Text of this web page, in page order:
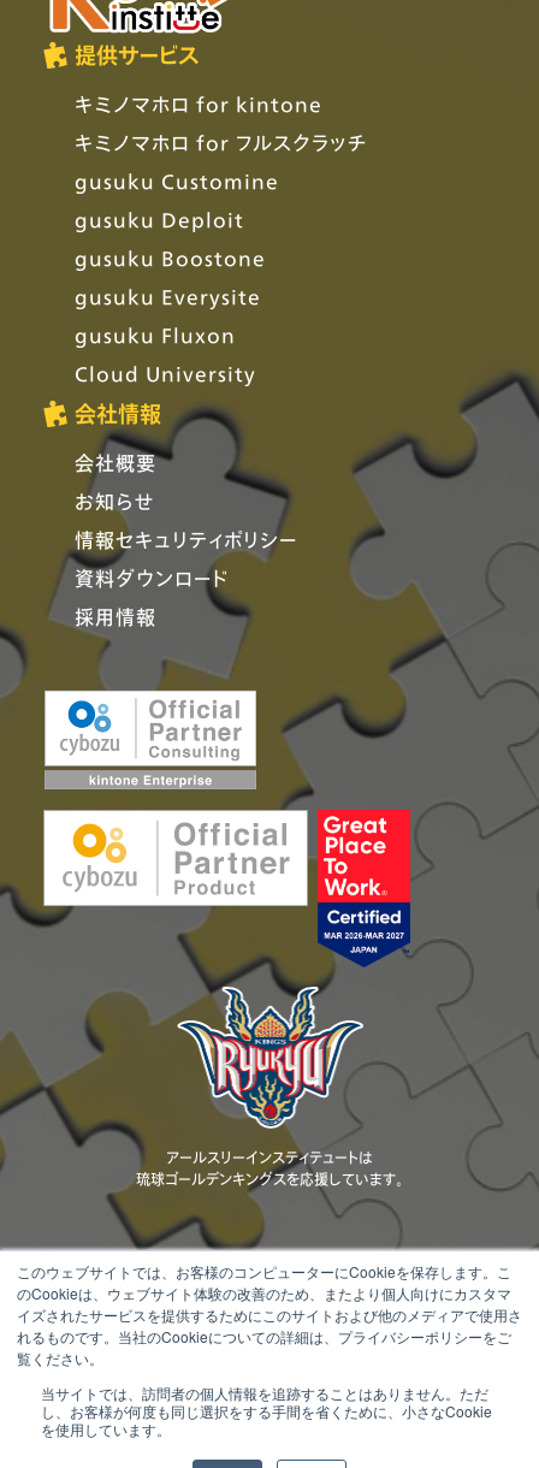
このウェブサイトでは、お客様のコンピューターにCookieを保存します。こ
のCookieは、ウェブサイト体験の改善のため、またより個人向けにカスタマ
イズされたサービスを提供するためにこのサイトおよび他のメディアで使用さ
れるものです。当社のCookieについての詳細は、プライバシーポリシーをご
覧ください。
当サイトでは、訪問者の個人情報を追跡することはありません。ただ
し、お客様が何度も同じ選択をする手間を省くために、小さなCookie
を使用しています。
提供サービス
キミノマホロ for kintone
キミノマホロ for フルスクラッチ
gusuku Customine
gusuku Deploit
gusuku Boostone
gusuku Everysite
gusuku Fluxon
Cloud University
会社情報
会社概要
お知らせ
情報セキュリティポリシー
資料ダウンロード
採用情報
アールスリーインスティテュートは
琉球ゴールデンキングスを応援しています。
当ウェブサイトに掲載されているコンテンツ（文章、画像、動画、ロゴ、デザ
イン等）の著作権は、当社または正当な権利者に帰属します。 無断転載・
複製・改変・配布等を固く禁じます。
Copyright © 2000 - 2026 R3 Institute All Rights Reserved.